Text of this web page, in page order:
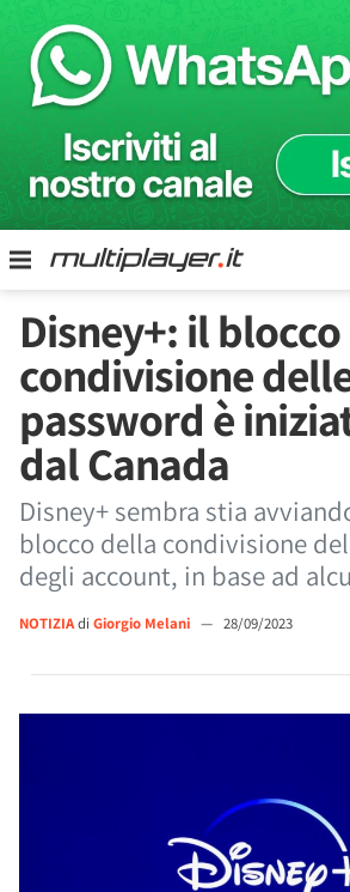
Disney+: il
condivisione
password è
dal Canada
Disney+ sembra stia
blocco della condivisione
degli account, in base ad
NOTIZIAdi Giorgio Melani — 28/09/2023